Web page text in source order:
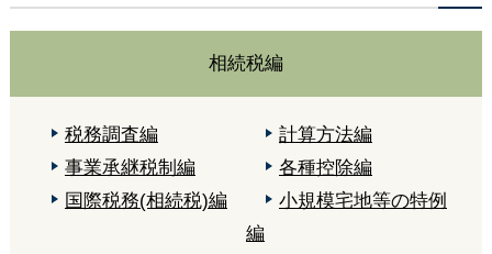
相続税編
税務調査編
計算方法編
事業承継税制編
各種控除編
国際税務(相続税)編
小規模宅地等の特例
編